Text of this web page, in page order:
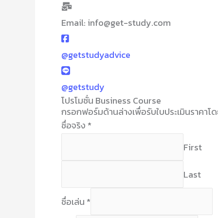
Email: info@get-study.com
@getstudyadvice
@getstudy
โปรโมชั่น Business Course
กรอกฟอร์มด้านล่างเพื่อรับใบประเมินราคาโ
ชื่อจริง *
First
Last
ชื่อเล่น *